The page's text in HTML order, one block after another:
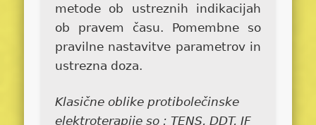
metode ob ustreznih indikacijah
ob pravem času. Pomembne so
pravilne nastavitve parametrov in
ustrezna doza.
Klasične oblike protibolečinske
elektroterapije so : TENS, DDT, IF